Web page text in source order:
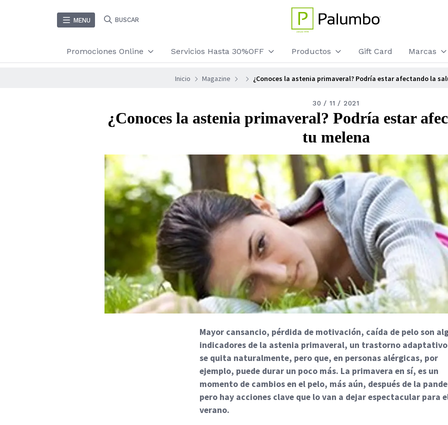
MENU BUSCAR
Promociones Online Servicios Hasta 30%OFF Productos Gift Card Marcas
Inicio Magazine ¿Conoces la astenia primaveral? Podría estar afectando la
30 / 11 / 2021
¿Conoces la astenia primaveral? Podría estar
tu melena
Mayor cansancio, pérdida de motivación, caída de pelo son
indicadores de la astenia primaveral, un trastorno
se quita naturalmente, pero que, en personas alérgicas, por
ejemplo, puede durar un poco más. La primavera en sí, es un
momento de cambios en el pelo, más aún, después de la
pero hay acciones clave que lo van a dejar espectacular para
verano.